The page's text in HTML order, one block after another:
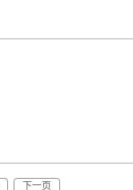
下一页